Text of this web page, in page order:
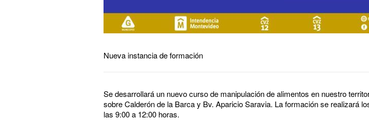
Nueva instancia de formación
Se desarrollará un nuevo curso de manipulación de alimentos en nuestro
sobre Calderón de la Barca y Bv. Aparicio Saravia. La formación se realizará
las 9:00 a 12:00 horas.